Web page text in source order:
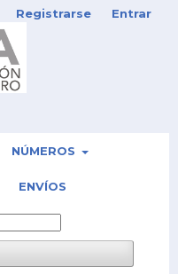
NÚMEROS
ENVÍOS
Registrarse Entrar